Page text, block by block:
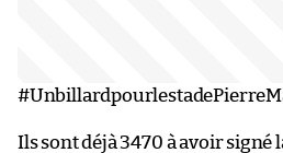
Ils sont déjà 3470 à avoir signé